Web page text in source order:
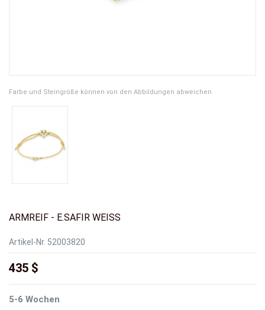
Farbe und Steingröße können von den Abbildungen abweichen
ARMREIF - E.SAFIR WEISS
Artikel-Nr. 52003820
435 $
5-6 Wochen